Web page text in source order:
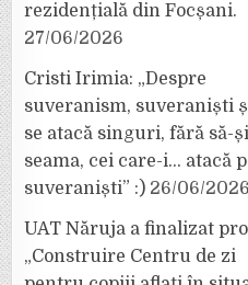
rezidențială din Focșani.
27/06/2026
Cristi Irimia: „Despre
suveranism, suveraniști
se atacă singuri, fără să-
seama, cei care-i… atacă
suveraniști” :) 26/06/2026
UAT Năruja a finalizat
„Construire Centru de zi